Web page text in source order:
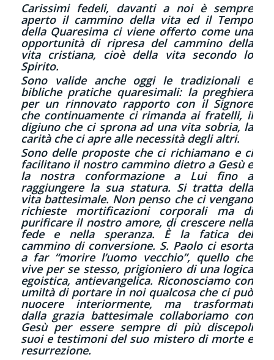
Carissimi fedeli, davanti a noi è sempre
aperto il cammino della vita ed il Tempo
della Quaresima ci viene offerto come una
opportunità di ripresa del cammino della
vita cristiana, cioè della vita secondo lo
Spirito.
Sono valide anche oggi le tradizionali e
bibliche pratiche quaresimali: la preghiera
per un rinnovato rapporto con il Signore
che continuamente ci rimanda ai fratelli, il
digiuno che ci sprona ad una vita sobria, la
carità che ci apre alle necessità degli altri.
Sono delle proposte che ci richiamano e ci
facilitano il nostro cammino dietro a Gesù e
la nostra conformazione a Lui fino a
raggiungere la sua statura. Si tratta della
vita battesimale. Non penso che ci vengano
richieste mortificazioni corporali ma di
purificare il nostro amore, di crescere nella
fede e nella speranza. È la fatica del
cammino di conversione. S. Paolo ci esorta
a far “morire l’uomo vecchio”, quello che
vive per se stesso, prigioniero di una logica
egoistica, antievangelica. Riconosciamo con
umiltà di portare in noi qualcosa che ci può
nuocere interiormente, ma trasformati
dalla grazia battesimale collaboriamo con
Gesù per essere sempre di più discepoli
suoi e testimoni del suo mistero di morte e
resurrezione.